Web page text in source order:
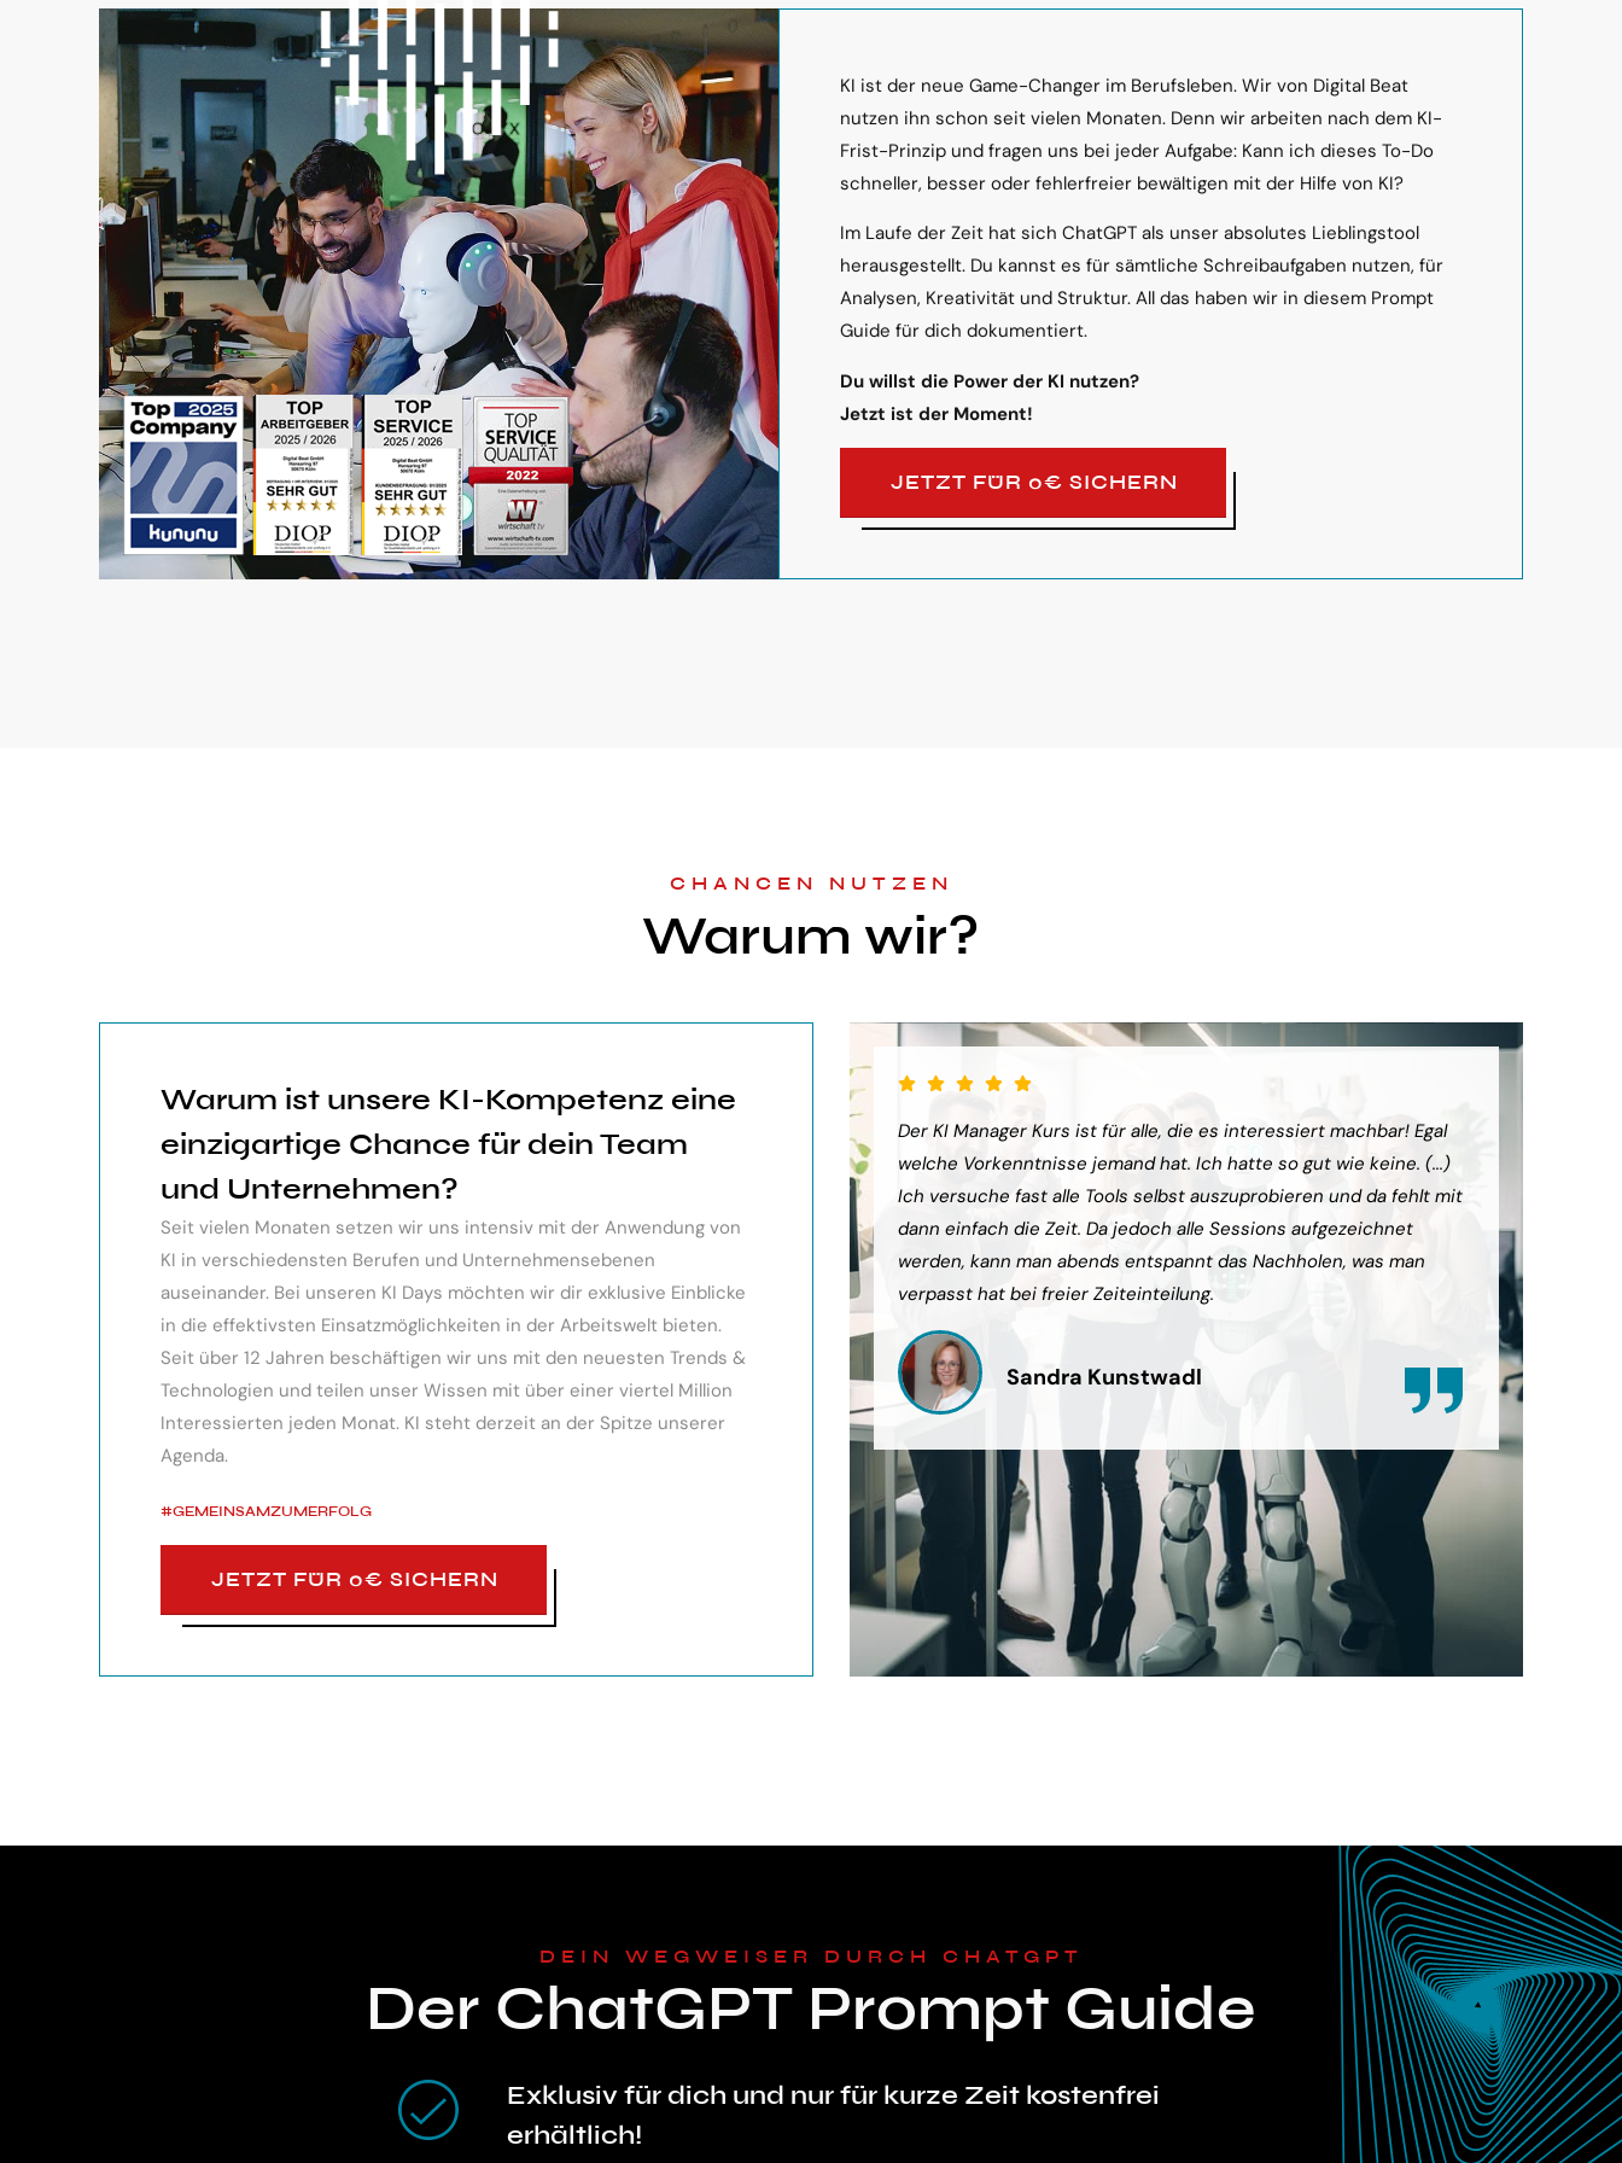
KI ist der neue Game-Changer im Berufsleben. Wir von Digital Beat
nutzen ihn schon seit vielen Monaten. Denn wir arbeiten nach dem KI-
Frist-Prinzip und fragen uns bei jeder Aufgabe: Kann ich dieses To-Do
schneller, besser oder fehlerfreier bewältigen mit der Hilfe von KI?
Im Laufe der Zeit hat sich ChatGPT als unser absolutes Lieblingstool
herausgestellt. Du kannst es für sämtliche Schreibaufgaben nutzen, für
Analysen, Kreativität und Struktur. All das haben wir in diesem Prompt
Guide für dich dokumentiert.
Du willst die Power der KI nutzen?
Jetzt ist der Moment!
JETZT FÜR 0€ SICHERN
CHANCEN NUTZEN
Warum wir?
Warum ist unsere KI-Kompetenz eine
einzigartige Chance für dein Team
und Unternehmen?
Seit vielen Monaten setzen wir uns intensiv mit der Anwendung von
KI in verschiedensten Berufen und Unternehmensebenen
auseinander. Bei unseren KI Days möchten wir dir exklusive Einblicke
in die effektivsten Einsatzmöglichkeiten in der Arbeitswelt bieten.
Seit über 12 Jahren beschäftigen wir uns mit den neuesten Trends &
Technologien und teilen unser Wissen mit über einer viertel Million
Interessierten jeden Monat. KI steht derzeit an der Spitze unserer
Agenda.
#GEMEINSAMZUMERFOLG
JETZT FÜR 0€ SICHERN
Der KI Manager Lehrgang hat mich sehr weiter gebracht. Ein toller
Überblick über alles, was es bereits gibt, mit kleinem Ausblick.
Besonders toll: Auf alle Fragen wurde eingegangen, teilweise
wurden für spezielle Probleme noch Anleitungen zum Download
bereitgestellt.
Monika Vietz
Der KI Manager Kurs ist für alle, die es interessiert machbar! Egal
welche Vorkenntnisse jemand hat. Ich hatte so gut wie keine. (...)
Ich versuche fast alle Tools selbst auszuprobieren und da fehlt mit
dann einfach die Zeit. Da jedoch alle Sessions aufgezeichnet
werden, kann man abends entspannt das Nachholen, was man
verpasst hat bei freier Zeiteinteilung.
Sandra Kunstwadl
DEIN WEGWEISER DURCH CHATGPT
Der ChatGPT Prompt Guide
Exklusiv für dich und nur für kurze Zeit kostenfrei
erhältlich!